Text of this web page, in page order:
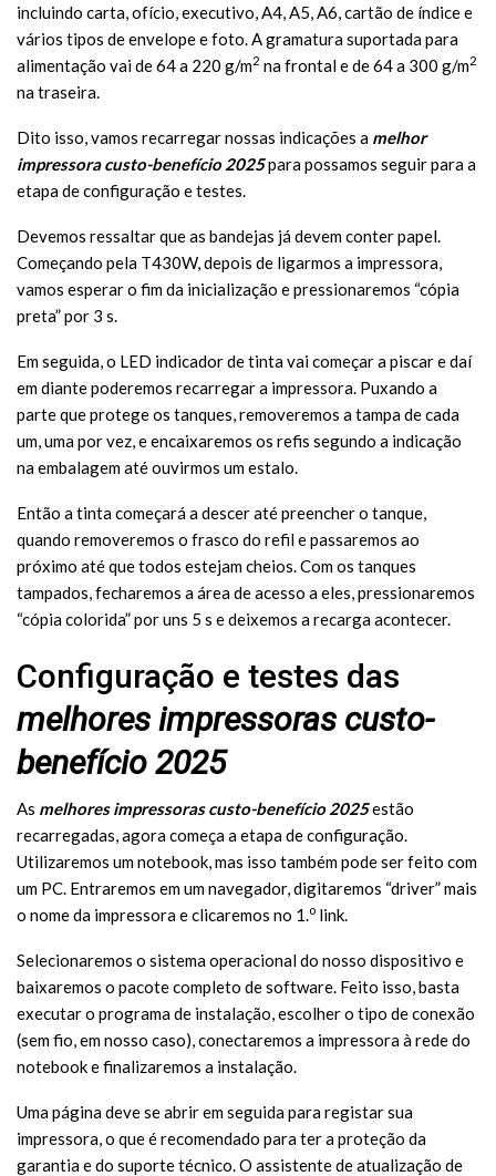
incluindo carta, ofício, executivo, A4, A5, A6, cartão de índice e
vários tipos de envelope e foto. A gramatura suportada para
alimentação vai de 64 a 220 g/m2 na frontal e de 64 a 300 g/m2
na traseira.
Dito isso, vamos recarregar nossas indicações a melhor
impressora custo-benefício 2025para possamos seguir para a
etapa de configuração e testes.
Devemos ressaltar que as bandejas já devem conter papel.
Começando pela T430W, depois de ligarmos a impressora,
vamos esperar o fim da inicialização e pressionaremos “cópia
preta” por 3 s.
Em seguida, o LED indicador de tinta vai começar a piscar e daí
em diante poderemos recarregar a impressora. Puxando a
parte que protege os tanques, removeremos a tampa de cada
um, uma por vez, e encaixaremos os refis segundo a indicação
na embalagem até ouvirmos um estalo.
Então a tinta começará a descer até preencher o tanque,
quando removeremos o frasco do refil e passaremos ao
próximo até que todos estejam cheios. Com os tanques
tampados, fecharemos a área de acesso a eles, pressionaremos
“cópia colorida” por uns 5 s e deixemos a recarga acontecer.
Configuração e testes das
melhores impressoras custo-
benefício 2025
As melhores impressoras custo-benefício 2025estão
recarregadas, agora começa a etapa de configuração.
Utilizaremos um notebook, mas isso também pode ser feito com
um PC. Entraremos em um navegador, digitaremos “driver” mais
o nome da impressora e clicaremos no 1. o link.
Selecionaremos o sistema operacional do nosso dispositivo e
baixaremos o pacote completo de software. Feito isso, basta
executar o programa de instalação, escolher o tipo de conexão
(sem fio, em nosso caso), conectaremos a impressora à rede do
notebook e finalizaremos a instalação.
Uma página deve se abrir em seguida para registar sua
impressora, o que é recomendado para ter a proteção da
garantia e do suporte técnico. O assistente de atualização de